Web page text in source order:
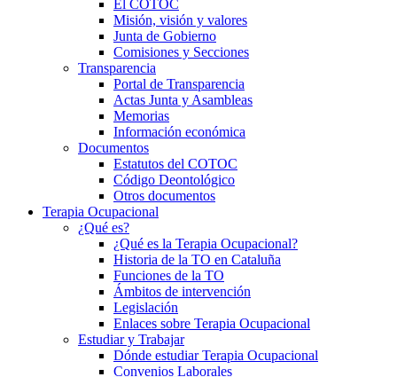
El COTOC
Misión, visión y valores
Junta de Gobierno
Comisiones y Secciones
Transparencia
Portal de Transparencia
Actas Junta y Asambleas
Memorias
Información económica
Documentos
Estatutos del COTOC
Código Deontológico
Otros documentos
Terapia Ocupacional
¿Qué es?
¿Qué es la Terapia Ocupacional?
Historia de la TO en Cataluña
Funciones de la TO
Ámbitos de intervención
Legislación
Enlaces sobre Terapia Ocupacional
Estudiar y Trabajar
Dónde estudiar Terapia Ocupacional
Convenios Laborales